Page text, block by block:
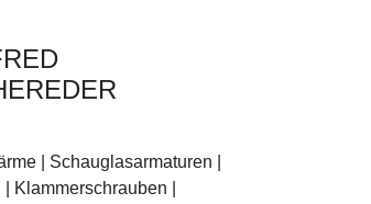
| Schauglasarmaturen |
| Klammerschrauben |